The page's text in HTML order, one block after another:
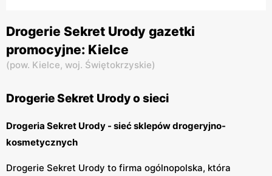
Drogerie Sekret Urody gazetki
promocyjne: Kielce
(pow. Kielce, woj. Świętokrzyskie)
Drogerie Sekret Urody o sieci
Drogeria Sekret Urody - sieć sklepów drogeryjno-
kosmetycznych
Drogerie Sekret Urody to firma ogólnopolska, która